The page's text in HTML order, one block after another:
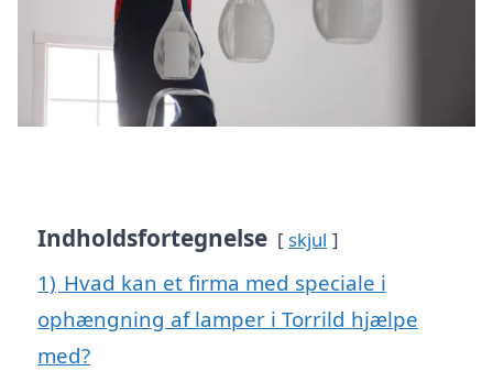
Indholdsfortegnelse skjul
1) Hvad kan et firma med speciale i
ophængning af lamper i Torrild hjælpe
med?